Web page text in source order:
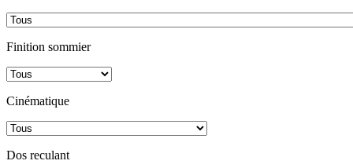
Finition sommier
Cinématique
Dos reculant